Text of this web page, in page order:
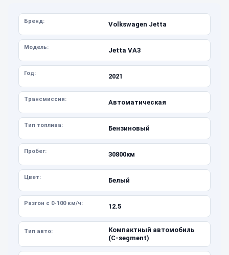
Бренд: Volkswagen Jetta
Модель: Jetta VA3
Год: 2021
Трансмиссия: Автоматическая
Тип топлива: Бензиновый
Пробег: 30800км
Цвет: Белый
Разгон с 0-100 км/ч: 12.5
Тип авто:
Компактный автомобиль
(C-segment)